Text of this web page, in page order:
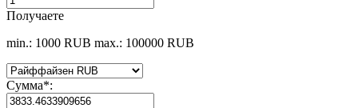
Получаете
min.: 1000 RUB max.: 100000 RUB
Сумма*: